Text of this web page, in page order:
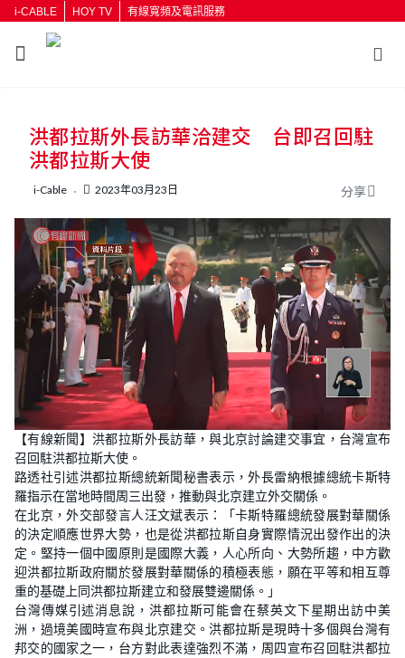
i-CABLE HOY TV 有線寬頻及電訊服務
按輸入鍵開始搜尋
洪都拉斯外長訪華洽建交 台即召回駐
洪都拉斯大使
i-Cable 2023年03月23日 分享
U
n
m
u
t
e
L
o
a
e
d
:
2
8
.
5
%
【有線新聞】洪都拉斯外長訪華，與北京討論建交事宜，台灣宣布
召回駐洪都拉斯大使。
路透社引述洪都拉斯總統新聞秘書表示，外長雷納根據總統卡斯特
羅指示在當地時間周三出發，推動與北京建立外交關係。
在北京，外交部發言人汪文斌表示：「卡斯特羅總統發展對華關係
的決定順應世界大勢，也是從洪都拉斯自身實際情況出發作出的決
定。堅持一個中國原則是國際大義，人心所向、大勢所趨，中方歡
迎洪都拉斯政府關於發展對華關係的積極表態，願在平等和相互尊
重的基礎上同洪都拉斯建立和發展雙邊關係。」
台灣傳媒引述消息說，洪都拉斯可能會在蔡英文下星期出訪中美
洲，過境美國時宣布與北京建交。洪都拉斯是現時十多個與台灣有
邦交的國家之一，台方對此表達強烈不滿，周四宣布召回駐洪都拉